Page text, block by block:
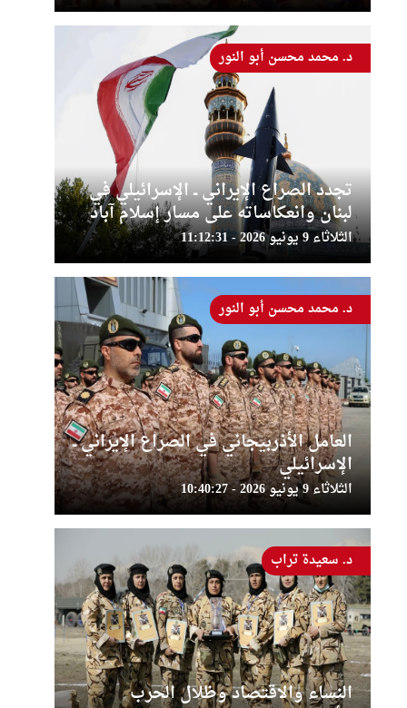
تجدد الصراع الإيراني ــ الإسرائيلي في
لبنان وانعكاساته على مسار إسلام آباد
الثلاثاء 9 يونيو 2026 - 11:12:31
د. محمد محسن أبو النور
العامل الأذربيجاني في الصراع الإيراني ــ
الإسرائيلي
الثلاثاء 9 يونيو 2026 - 10:40:27
د. محمد محسن أبو النور
النساء والاقتصاد وظلال الحرب
د. سعيدة تراب